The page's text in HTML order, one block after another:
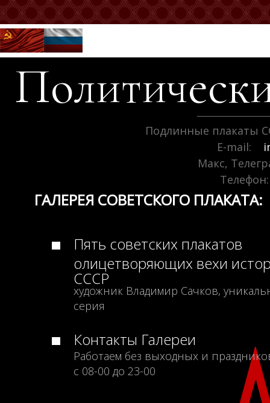
Подлинные плакаты
E-mail:
Макс,
Телефон:
ГАЛЕРЕЯ СОВЕТСКОГО ПЛАКАТА:
Пять советских плакатов
олицетворяющих вехи
СССР
художник Владимир Сачков,
серия
Контакты Галереи
Работаем без выходных и
с 08-00 до 23-00